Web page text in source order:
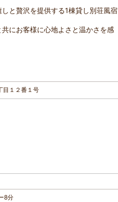
と贅沢を提供する1棟貸し別荘風宿
にお客様に心地よさと温かさを感
目１２番１号
8分